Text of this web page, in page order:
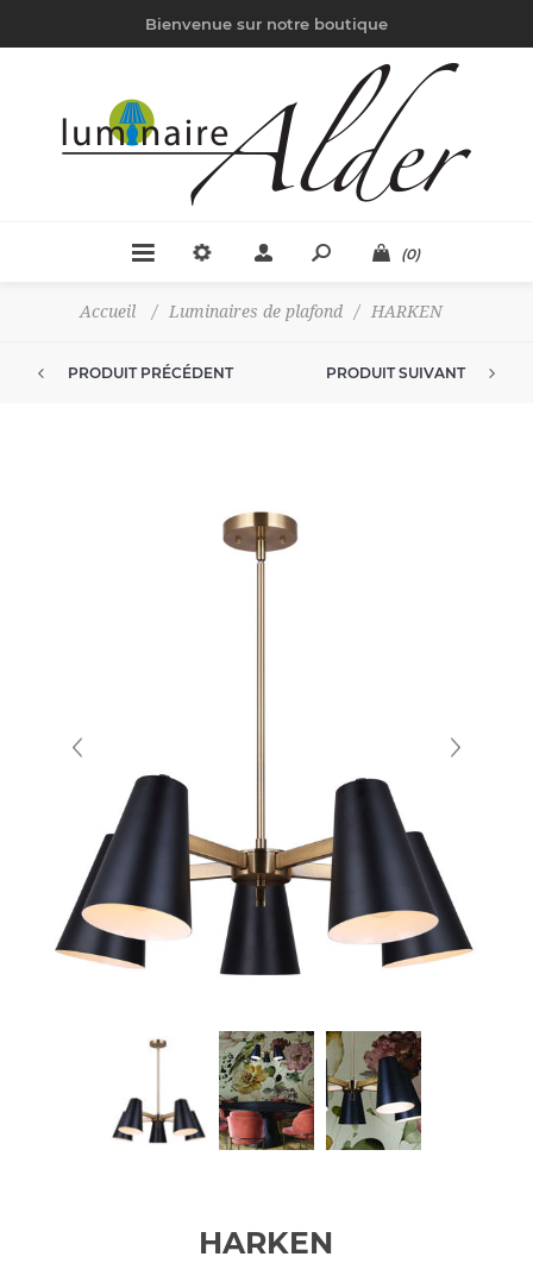
Bienvenue sur notre boutique
(0)
Accueil / Luminaires de plafond / HARKEN
PRODUIT PRÉCÉDENT PRODUIT SUIVANT
HARKEN